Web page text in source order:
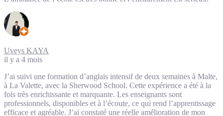
Uveys KAYA
il y a 4 mois
J’ai suivi une formation d’anglais intensif de deux semaines à Malte,
à La Valette, avec la Sherwood School. Cette expérience a été à la
fois très enrichissante et marquante. Les enseignants sont
professionnels, disponibles et à l’écoute, ce qui rend l’apprentissage
efficace et agréable. J’ai constaté une réelle amélioration de mon